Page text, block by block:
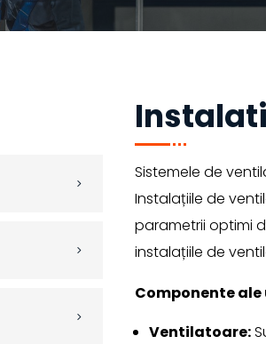
Sistemele de
Instalațiile de
parametrii optimi
instalațiile de
Componente
Ventilatoare: